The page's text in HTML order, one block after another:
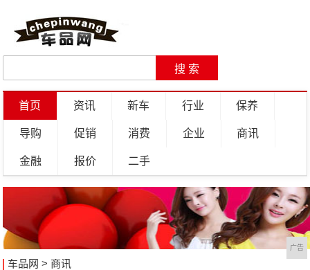
首页 资讯 新车 行业 保养
导购 促销 消费 企业 商讯
金融 报价 二手
广告
车品网 > 商讯